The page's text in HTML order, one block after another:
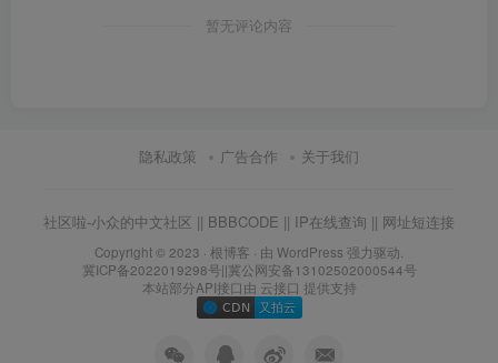
暂无评论内容
隐私政策 广告合作 关于我们
社区啦-小众的中文社区 || BBBCODE || IP在线查询 || 网址短连接
Copyright © 2023 · 根博客 · 由 WordPress 强力驱动.
冀ICP备2022019298号||冀公网安备13102502000544号
本站部分API接口由 云接口 提供支持